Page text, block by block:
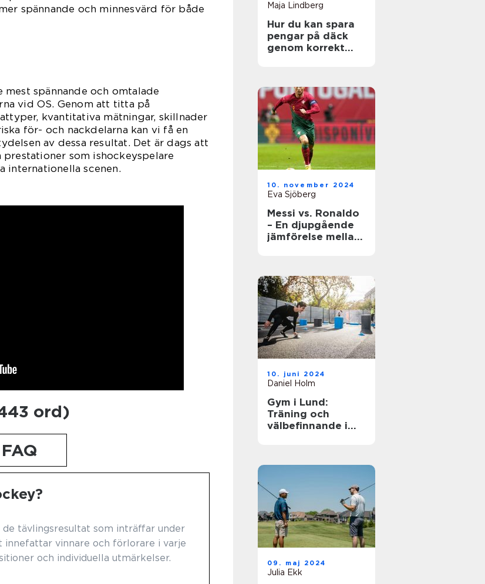
spännande och minnesvärd för både
mest spännande och omtalade
vid OS. Genom att titta på
kvantitativa mätningar, skillnader
för- och nackdelarna kan vi få en
av dessa resultat. Det är dags att
som ishockeyspelare
internationella scenen.
ord)
FAQ
tävlingsresultat som inträffar under
innefattar vinnare och förlorare i varje
och individuella utmärkelser.
Maja Lindberg
Hur du kan spara
pengar på däck
genom korrekt
10. november 2024
Eva Sjöberg
Messi vs. Ronaldo
– En djupgående
jämförelse mellan
10. juni 2024
Daniel Holm
Gym i Lund:
Träning och
välbefinnande i
09. maj 2024
Julia Ekk